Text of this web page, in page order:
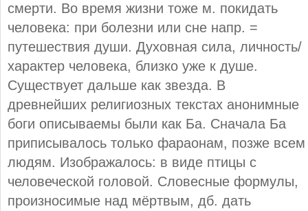
смерти. Во время жизни тоже м. покидать
человека: при болезни или сне напр. =
путешествия души. Духовная сила, личность/
характер человека, близко уже к душе.
Существует дальше как звезда. В
древнейших религиозных текстах анонимные
боги описываемы были как Ба. Сначала Ба
приписывалось только фараонам, позже всем
людям. Изображалось: в виде птицы с
человеческой головой. Словесные формулы,
произносимые над мёртвым, дб. дать